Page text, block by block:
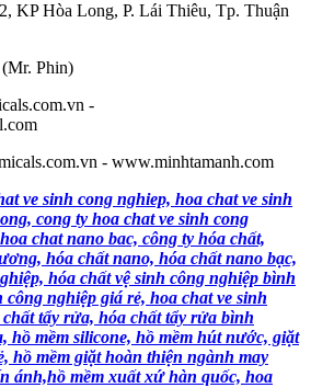
KP Hòa Long, P. Lái Thiêu, Tp. Thuận
Phin)
-
- www.minhtamanh.com
ve sinh cong nghiep, hoa chat ve sinh
cong ty hoa chat ve sinh cong
chat nano bac, công ty hóa chất,
hóa chất nano, hóa chất nano bạc,
hóa chất vệ sinh công nghiệp bình
nghiệp giá rẻ, hoa chat ve sinh
tẩy rửa, hóa chất tẩy rửa bình
hồ mềm silicone, hồ mềm hút nước, giặt
hồ mềm giặt hoàn thiện ngành may
ánh,hồ mềm xuất xứ hàn quốc, hoa